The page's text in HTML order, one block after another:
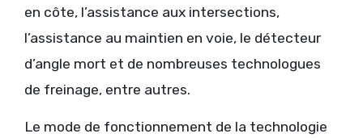
en côte, l’assistance aux intersections,
l’assistance au maintien en voie, le détecteur
d’angle mort et de nombreuses technologues
de freinage, entre autres.
Le mode de fonctionnement de la technologie